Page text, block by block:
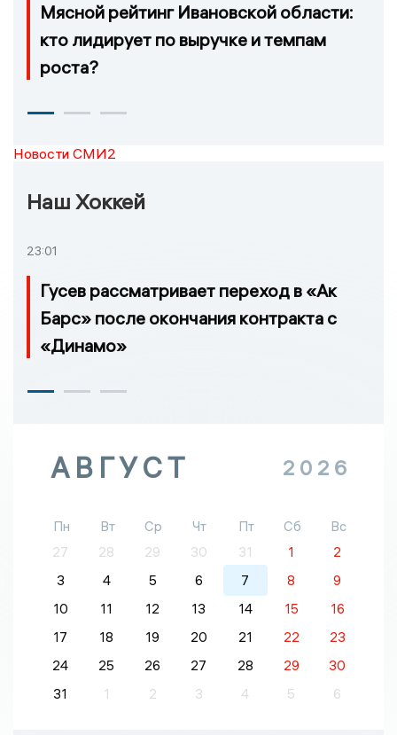
Мясной рейтинг Ивановской области:
кто лидирует по выручке и темпам
роста?
Новости СМИ2
Наш Хоккей
23:01
Гусев рассматривает переход в «Ак
Барс» после окончания контракта с
«Динамо»
АВГУСТ 2026
Пн Вт Ср Чт Пт Сб
Вс
27
28 29 30 31 1
2
3
4 5 6 7 8
9
10
11 12 13 14 15
16
17
18 19 20 21 22
23
24
25 26 27 28 29
30
31
1 2 3 4 5 6